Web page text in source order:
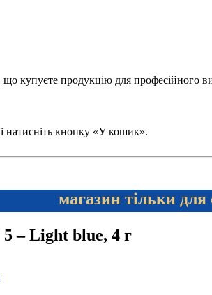
продукцію для професійного
натисніть кнопку «У кошик».
магазин тільки для
– Light blue, 4 г